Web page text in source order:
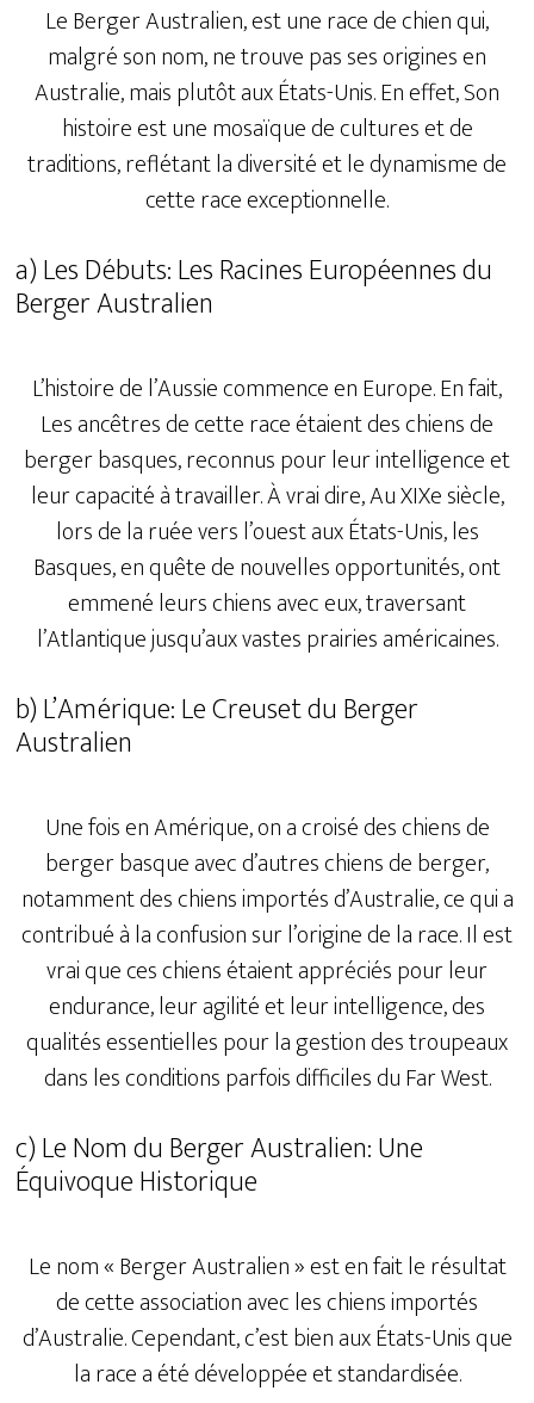
Le Berger Australien, est une race de chien qui,
malgré son nom, ne trouve pas ses origines en
Australie, mais plutôt aux États-Unis. En effet, Son
histoire est une mosaïque de cultures et de
traditions, reflétant la diversité et le dynamisme de
cette race exceptionnelle.
a) Les Débuts: Les Racines Européennes du
Berger Australien
L’histoire de l’Aussie commence en Europe. En fait,
Les ancêtres de cette race étaient des chiens de
berger basques, reconnus pour leur intelligence et
leur capacité à travailler. À vrai dire, Au XIXe siècle,
lors de la ruée vers l’ouest aux États-Unis, les
Basques, en quête de nouvelles opportunités, ont
emmené leurs chiens avec eux, traversant
l’Atlantique jusqu’aux vastes prairies américaines.
b) L’Amérique: Le Creuset du Berger
Australien
Une fois en Amérique, on a croisé des chiens de
berger basque avec d’autres chiens de berger,
notamment des chiens importés d’Australie, ce qui a
contribué à la confusion sur l’origine de la race. Il est
vrai que ces chiens étaient appréciés pour leur
endurance, leur agilité et leur intelligence, des
qualités essentielles pour la gestion des troupeaux
dans les conditions parfois difficiles du Far West.
c) Le Nom du Berger Australien: Une
Équivoque Historique
Le nom « Berger Australien » est en fait le résultat
de cette association avec les chiens importés
d’Australie. Cependant, c’est bien aux États-Unis que
la race a été développée et standardisée.